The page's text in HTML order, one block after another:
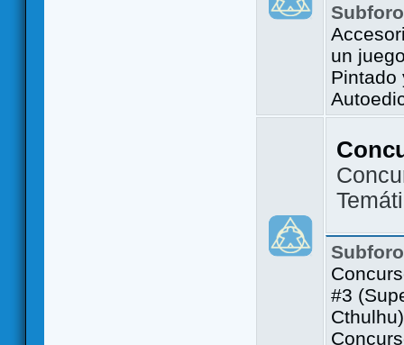
un
Pintado
#3
Cthulhu)